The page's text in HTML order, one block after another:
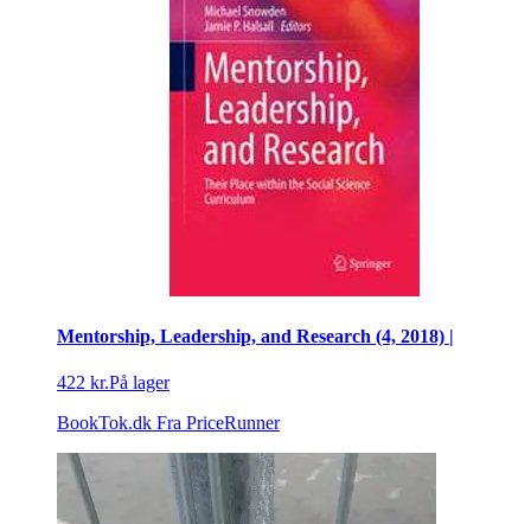
Mentorship, Leadership, and Research (4, 2018) |
422 kr.På lager
BookTok.dk Fra PriceRunner